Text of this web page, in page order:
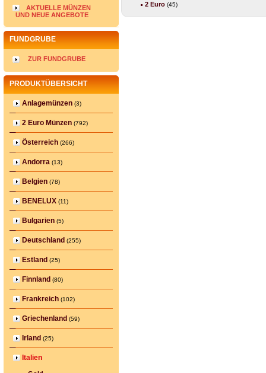
AKTUELLE MÜNZEN
UND NEUE ANGEBOTE
FUNDGRUBE
ZUR FUNDGRUBE
PRODUKTÜBERSICHT
Anlagemünzen (3)
2 Euro Münzen (792)
Österreich (266)
Andorra (13)
Belgien (78)
BENELUX (11)
Bulgarien (5)
Deutschland (255)
Estland (25)
Finnland (80)
Frankreich (102)
Griechenland (59)
Irland (25)
Italien
2 Euro (45)